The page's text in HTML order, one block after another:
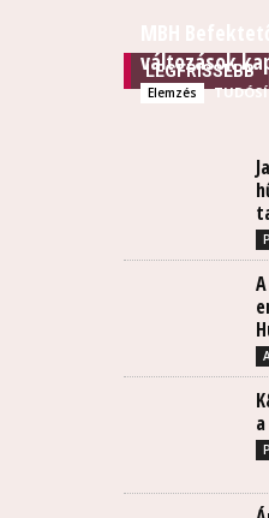
LEGFRISSEBB
változások
Elemzés